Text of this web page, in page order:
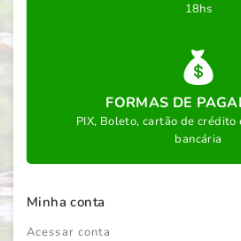
18hs
FORMAS DE
PIX, Boleto, cartão de crédito
bancária
Minha conta
Acessar conta